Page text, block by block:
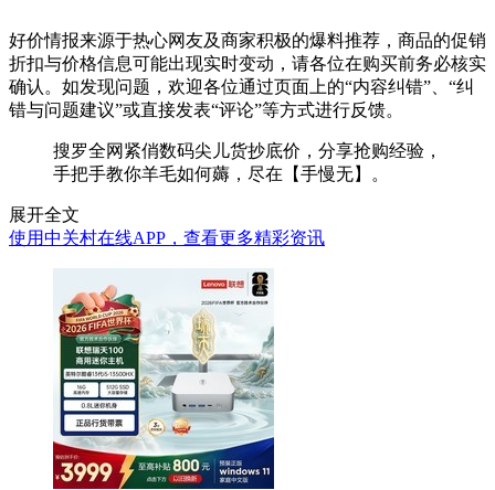
好价情报来源于热心网友及商家积极的爆料推荐，商品的促销
折扣与价格信息可能出现实时变动，请各位在购买前务必核实
确认。如发现问题，欢迎各位通过页面上的“内容纠错”、“纠
错与问题建议”或直接发表“评论”等方式进行反馈。
搜罗全网紧俏数码尖儿货抄底价，分享抢购经验，
手把手教你羊毛如何薅，尽在【手慢无】。
展开全文
使用中关村在线APP，查看更多精彩资讯